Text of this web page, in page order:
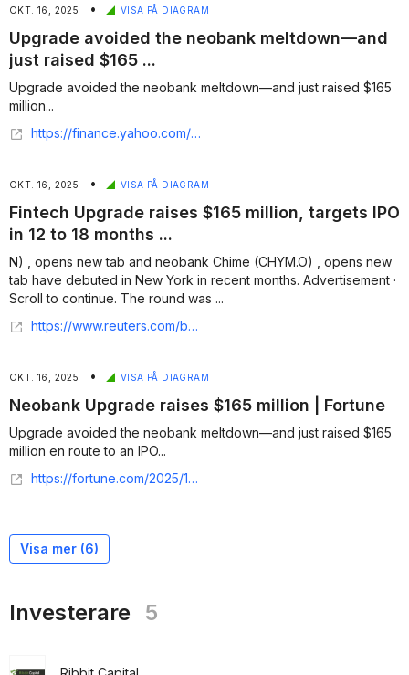
OKT. 16, 2025 • VISA PÅ DIAGRAM
Upgrade avoided the neobank meltdown—and
just raised $165 ...
Upgrade avoided the neobank meltdown—and just raised $165
million...
https://finance.yahoo.com/news/upgrade-avoided-neobank-meltdown-just-110000667.html
OKT. 16, 2025 • VISA PÅ DIAGRAM
Fintech Upgrade raises $165 million, targets IPO
in 12 to 18 months ...
N) , opens new tab and neobank Chime (CHYM.O) , opens new
tab have debuted in New York in recent months. Advertisement ·
Scroll to continue. The round was ...
https://www.reuters.com/business/fintech-upgrade-raises-165-million-targets-ipo-12-18-months-2025-10-16/
OKT. 16, 2025 • VISA PÅ DIAGRAM
Neobank Upgrade raises $165 million | Fortune
Upgrade avoided the neobank meltdown—and just raised $165
million en route to an IPO...
https://fortune.com/2025/10/16/upgrade-avoided-the-neobank-meltdown-and-just-raised-165-million-en-route-to-an-ipo/
Visa mer (6)
Investerare 5